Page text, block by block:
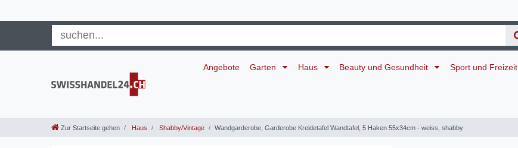
Angebote Garten Haus Beauty und Gesundheit Sport und Freizeit
Zur Startseite gehen Haus Shabby/Vintage Wandgarderobe, Garderobe Kreidetafel Wandtafel, 5 Haken 55x34cm - weiss, shabby